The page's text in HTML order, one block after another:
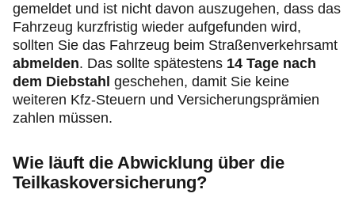
gemeldet und ist nicht davon auszugehen, dass das
Fahrzeug kurzfristig wieder aufgefunden wird,
sollten Sie das Fahrzeug beim Straßenverkehrsamt
abmelden. Das sollte spätestens 14 Tage nach
dem Diebstahl geschehen, damit Sie keine
weiteren Kfz-Steuern und Versicherungsprämien
zahlen müssen.
Wie läuft die Abwicklung über die
Teilkaskoversicherung?